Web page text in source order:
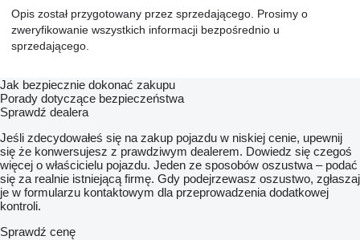
Opis został przygotowany przez sprzedającego. Prosimy o
zweryfikowanie wszystkich informacji bezpośrednio u
sprzedającego.
Jak bezpiecznie dokonać zakupu
Porady dotyczące bezpieczeństwa
Sprawdź dealera
Jeśli zdecydowałeś się na zakup pojazdu w niskiej cenie, upewnij
się że konwersujesz z prawdziwym dealerem. Dowiedz się czegoś
więcej o właścicielu pojazdu. Jeden ze sposobów oszustwa – podać
się za realnie istniejącą firmę. Gdy podejrzewasz oszustwo, zgłaszaj
je w formularzu kontaktowym dla przeprowadzenia dodatkowej
kontroli.
Sprawdź cenę